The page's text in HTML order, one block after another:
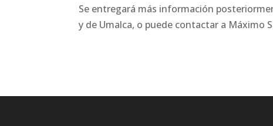
Se entregará más información
y de Umalca, o puede contactar a Máximo